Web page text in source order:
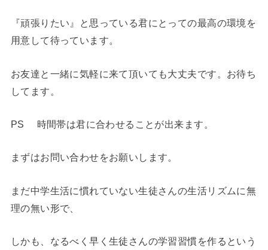
『頑張りたい』と思っている君にとっての最高の環境を
用意して待っています。
お友達と一緒に気軽に来て頂いても大丈夫です。お待ち
してます。
PS 時間帯は君に合わせることが出来ます。
まずはお問い合わせをお願いします。
まだ中学生活に慣れていない生徒さんの生活リズムに無
理の無い形で、
しかも、なるべく早く生徒さんの学習習慣を作るという